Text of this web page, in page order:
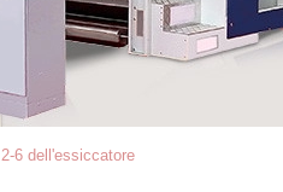
6 dell'essiccatore